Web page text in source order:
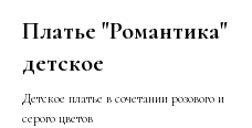
Платье "Романтика"
детское
Детское платье в сочетании розового и
серого цветов